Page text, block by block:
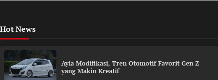
Hot News
Ayla Modifikasi, Tren Otomotif Favorit Gen Z
yang Makin Kreatif